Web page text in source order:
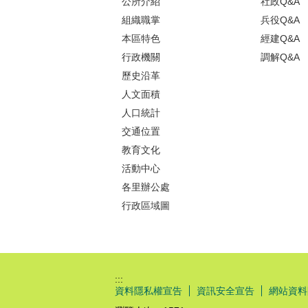
組織職掌
本區特色
行政機關
歷史沿革
人文面積
人口統計
交通位置
教育文化
活動中心
各里辦公處
行政區域圖
兵役Q&A
經建Q&A
調解Q&A
:::
資料隱私權宣告
資訊安全宣告
網站資